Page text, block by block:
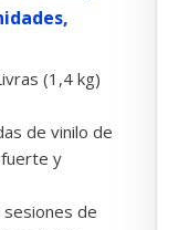
(1,4 kg)
de vinilo de
y
de